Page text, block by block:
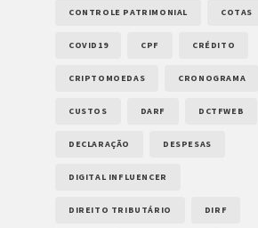
CONTROLE PATRIMONIAL COTAS
COVID19 CPF CRÉDITO
CRIPTOMOEDAS CRONOGRAMA
CUSTOS DARF DCTFWEB
DECLARAÇÃO DESPESAS
DIGITAL INFLUENCER
DIREITO TRIBUTÁRIO DIRF